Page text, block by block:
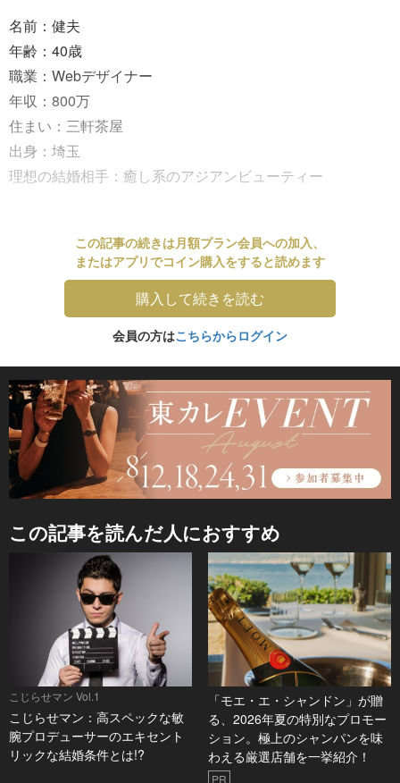
名前：健夫
年齢：40歳
職業：Webデザイナー
年収：800万
住まい：三軒茶屋
出身：埼玉
理想の結婚相手：癒し系のアジアンビューティー
この記事の続きは月額プラン会員への加入、
またはアプリでコイン購入をすると読めます
購入して続きを読む
会員の方はこちらからログイン
この記事を読んだ人におすすめ
こじらせマン Vol.1
こじらせマン：高スペックな敏
腕プロデューサーのエキセント
リックな結婚条件とは!?
「モエ・エ・シャンドン」が贈
る、2026年夏の特別なプロモー
ション。極上のシャンパンを味
わえる厳選店舗を一挙紹介！
PR